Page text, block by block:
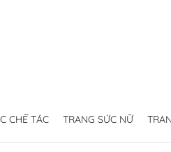
CHẾ TÁC TRANG SỨC NỮ